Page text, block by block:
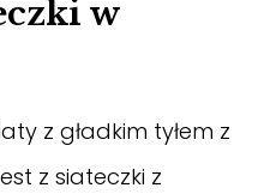
w
z gładkim tyłem z
z siateczki z